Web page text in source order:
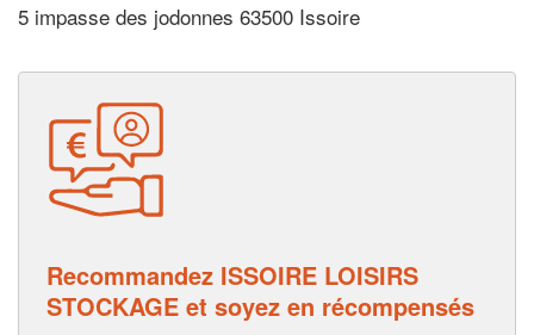
5 impasse des jodonnes 63500 Issoire
Recommandez ISSOIRE LOISIRS
STOCKAGE et soyez en récompensés